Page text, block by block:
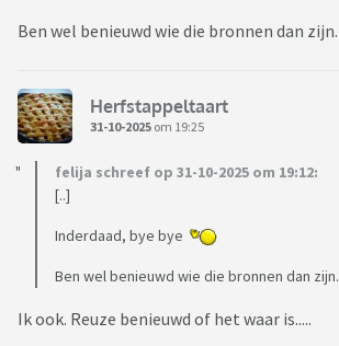
Ben wel benieuwd wie die bronnen dan zijn.
Herfstappeltaart
31-10-2025 om 19:25
felija schreef op 31-10-2025 om 19:12:
[..]
Inderdaad, bye bye
Ben wel benieuwd wie die bronnen dan zijn.
Ik ook. Reuze benieuwd of het waar is.....